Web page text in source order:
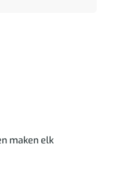
maken elk